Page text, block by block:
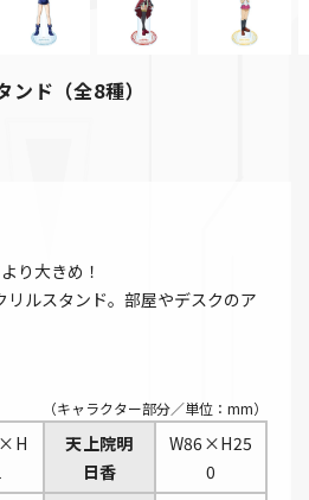
ド（全8種）
り大きめ！
ルスタンド。部屋やデスクのア
（キャラクター部分／単位：mm）
天上院明
日香
W86×H25
0